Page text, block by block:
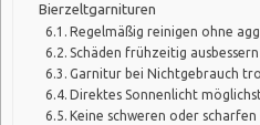
Bierzeltgarnituren
Regelmäßig reinigen ohne
Schäden frühzeitig ausbessern
Garnitur bei Nichtgebrauch
Direktes Sonnenlicht
Keine schweren oder